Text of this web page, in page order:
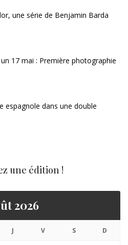
une série de Benjamin Barda
un 17 mai : Première photographie
espagnole dans une double
une édition !
2026
J V S D